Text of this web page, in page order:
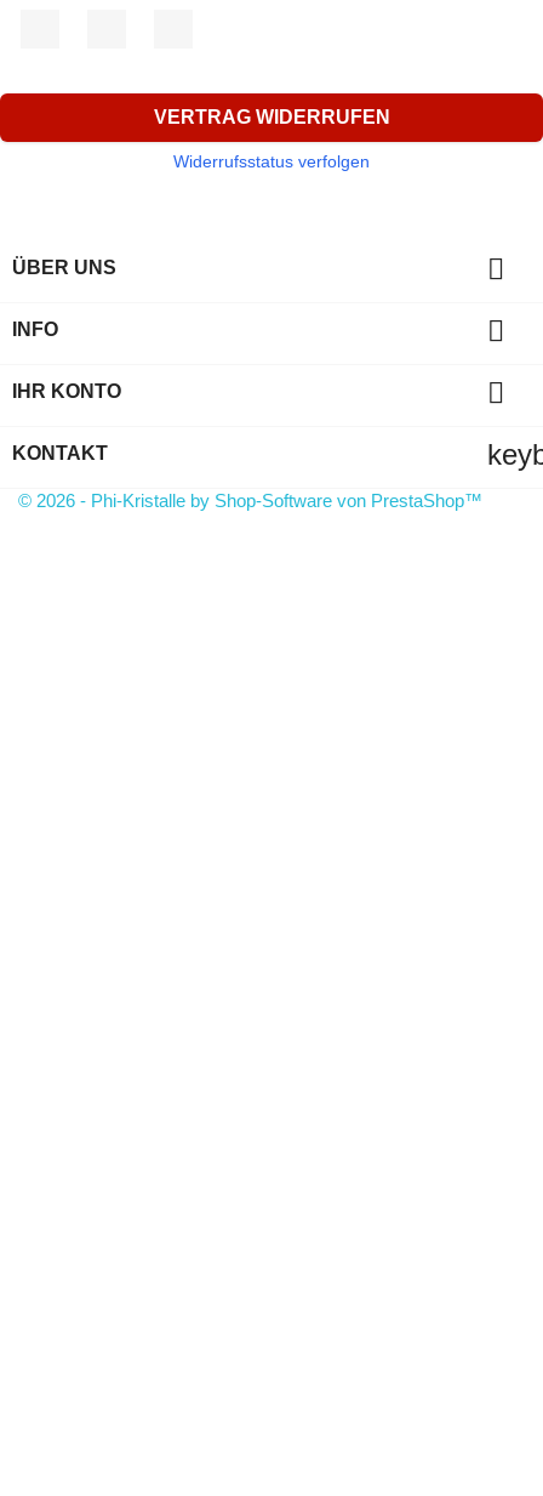
VERTRAG WIDERRUFEN
Widerrufsstatus verfolgen
ÜBER UNS 
INFO 
IHR KONTO 
KONTAKT
© 2026 - Phi-Kristalle by Shop-Software von PrestaShop™